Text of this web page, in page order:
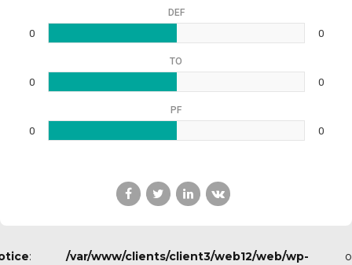
DEF
0 0
TO
0 0
PF
0 0
: /var/www/clients/client3/web12/web/wp-